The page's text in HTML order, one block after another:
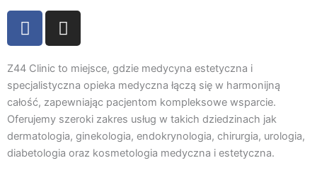
F
a
e
b
o
o
k
I
n
t
a
g
r
a
m
Z44 Clinic to miejsce, gdzie medycyna estetyczna i
specjalistyczna opieka medyczna łączą się w harmonijną
całość, zapewniając pacjentom kompleksowe wsparcie.
Oferujemy szeroki zakres usług w takich dziedzinach jak
dermatologia, ginekologia, endokrynologia, chirurgia, urologia,
diabetologia oraz kosmetologia medyczna i estetyczna.